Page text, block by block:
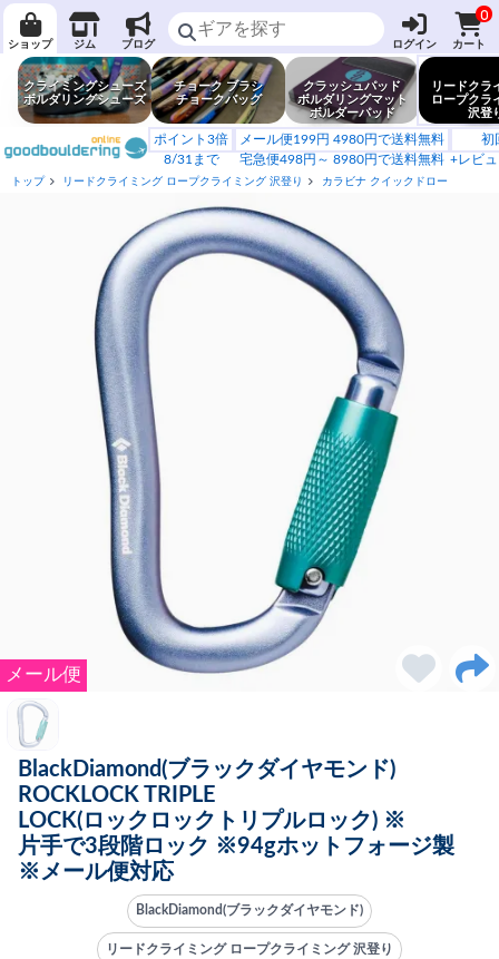
ショップ ジム ブログ ログイン
0
カート
クライミングシューズ
ボルダリングシューズ
チョーク ブラシ
チョークバッグ
クラッシュパッド
ボルダリングマット
ボルダーパッド
リードクラ
ロープクラ
沢登
ポイント3倍
8/31まで
メール便199円 4980円で送料無料
宅急便498円～ 8980円で送料無料
初
+レビ
トップ リードクライミング ロープクライミング 沢登り カラビナ クイックドロー
メール便
BlackDiamond(ブラックダイヤモンド)
ROCKLOCK TRIPLE
LOCK(ロックロックトリプルロック) ※
片手で3段階ロック ※94gホットフォージ製
※メール便対応
BlackDiamond(ブラックダイヤモンド)
リードクライミング ロープクライミング 沢登り